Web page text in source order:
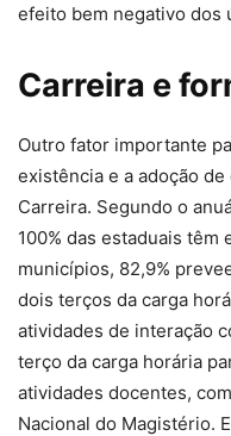
efeito bem negativo dos
Carreira e
Outro fator importante
existência e a adoção
Carreira. Segundo o
100% das estaduais
municípios, 82,9%
dois terços da carga
atividades de interação
terço da carga horária
atividades docentes,
Nacional do Magistério.